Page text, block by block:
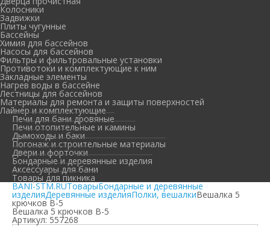
Колосники
Задвижки
Плиты чугунные
Бассейны
Химия для бассейнов
Насосы для бассейнов
Фильтры и фильтровальные установки
Противотоки и комплектующие к ним
Закладные элементы
Нагрев воды в бассейне
Лестницы для бассейнов
Материалы для ремонта и защиты поверхностей
Лайнер и комплектующие
Печи для бани дровяные
Печи отопительные и камины
Дымоходы и баки
Погонаж и строительные материалы
Двери и форточки
Бондарные и деревянные изделия
Аксессуары для бани
Товары для пикника
BANI-STM.RUТоварыБондарные и деревянные
изделияДеревянные изделияПолки, вешалкиВешалка 5
крючков В-5
Вешалка 5 крючков В-5
Артикул: 557268